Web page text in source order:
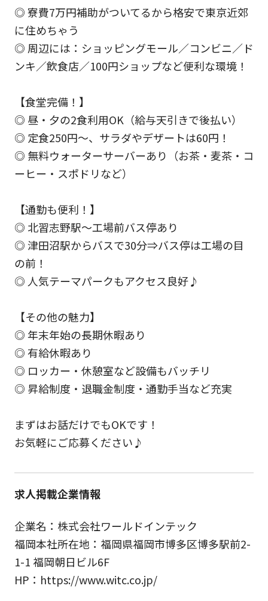
◎ 寮費7万円補助がついてるから格安で東京近郊
に住めちゃう
◎ 周辺には：ショッピングモール／コンビニ／ド
ンキ／飲食店／100円ショップなど便利な環境！
【食堂完備！】
◎ 昼・夕の2食利用OK（給与天引きで後払い）
◎ 定食250円～、サラダやデザートは60円！
◎ 無料ウォーターサーバーあり（お茶・麦茶・コ
ーヒー・スポドリなど）
【通勤も便利！】
◎ 北習志野駅～工場前バス停あり
◎ 津田沼駅からバスで30分⇒バス停は工場の目
の前！
◎ 人気テーマパークもアクセス良好♪
【その他の魅力】
◎ 年末年始の長期休暇あり
◎ 有給休暇あり
◎ ロッカー・休憩室など設備もバッチリ
◎ 昇給制度・退職金制度・通勤手当など充実
まずはお話だけでもOKです！
お気軽にご応募ください♪
求人掲載企業情報
企業名：株式会社ワールドインテック
福岡本社所在地：福岡県福岡市博多区博多駅前2-
1-1 福岡朝日ビル6F
HP：https://www.witc.co.jp/